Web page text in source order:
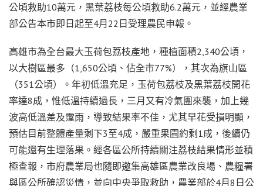
公頃救助10萬元，黑葉荔枝每公頃救助6.2萬元，並經農業
部公告本市即日起至4月22日受理農民申報。
高雄市為全台最大玉荷包荔枝產地，種植面積2,340公頃，
以大樹區最多（1,650公頃、佔全市77%），其次為旗山區
（351公頃）。年初低溫充足，玉荷包荔枝及黑葉荔枝開花
率達8成，惟低溫持續過長，三月又有冷氣團來襲，加上幾
波高低溫差及霪雨，導致結果率不佳，尤其早花受損明顯，
預估目前整體產量剩下3至4成，嚴重果園約剩1成，後續仍
可能還有生理落果。經各區公所持續關注荔枝結果情形並積
極查報，市府農業局也隨即邀集高雄區農業改良場、農糧署
與區公所確認災情，並向中央爭取救助，農業部於4月8日公